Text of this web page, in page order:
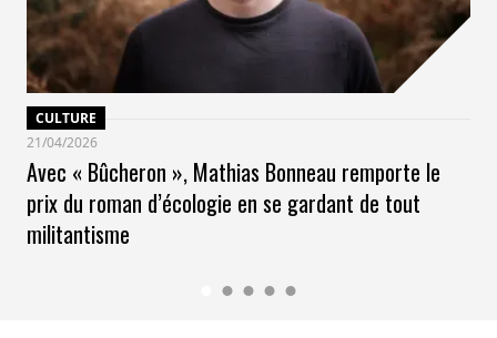
CULTURE
21/04/2026
Avec « Bûcheron », Mathias Bonneau remporte le
prix du roman d’écologie en se gardant de tout
militantisme